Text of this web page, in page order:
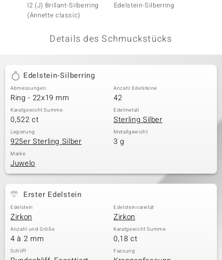
Classics
I2 (J) Brillant-Silberring
(Annette classic)
Edelstein-Silberring
Details des Schmuckstücks
Edelstein-Silberring
Abmessungen
Ring - 22x19 mm
Anzahl Edelsteine
42
Karatgewicht Summe
0,522 ct
Edelmetall
Sterling Silber
Legierung
925er Sterling Silber
Metallgewicht
3 g
Marke
Juwelo
Erster Edelstein
Edelstein
Zirkon
Edelsteinvarietät
Zirkon
Anzahl und Größe
4 à 2 mm
Karatgewicht Summe
0,18 ct
Schliff Fassung